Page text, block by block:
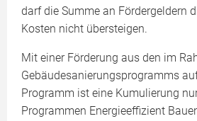
darf die Summe an Fördergeldern
Kosten nicht übersteigen.
Mit einer Förderung aus den im
Gebäudesanierungsprogramms
Programm ist eine Kumulierung
Programmen Energieeffizient